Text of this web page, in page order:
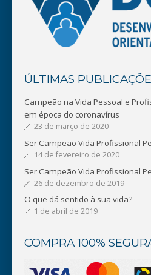
ÚLTIMAS
Campeão na Vida Pessoal e
em época do coronavírus
23 de março de 2020
Ser Campeão Vida Profissional
14 de fevereiro de 2020
Ser Campeão Vida Profissional
26 de dezembro de 2019
O que dá sentido à sua vida?
1 de abril de 2019
COMPRA 100%